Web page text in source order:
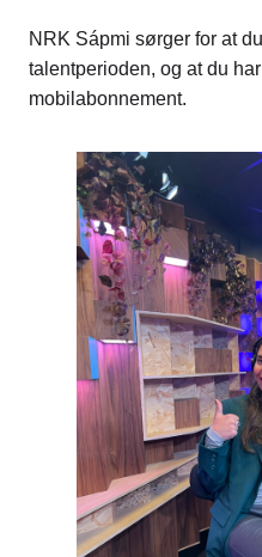
NRK Sápmi sørger for at
talentperioden, og at du
mobilabonnement.